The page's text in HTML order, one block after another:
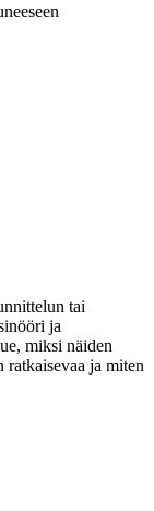
tai
ja
miksi näiden
ja miten